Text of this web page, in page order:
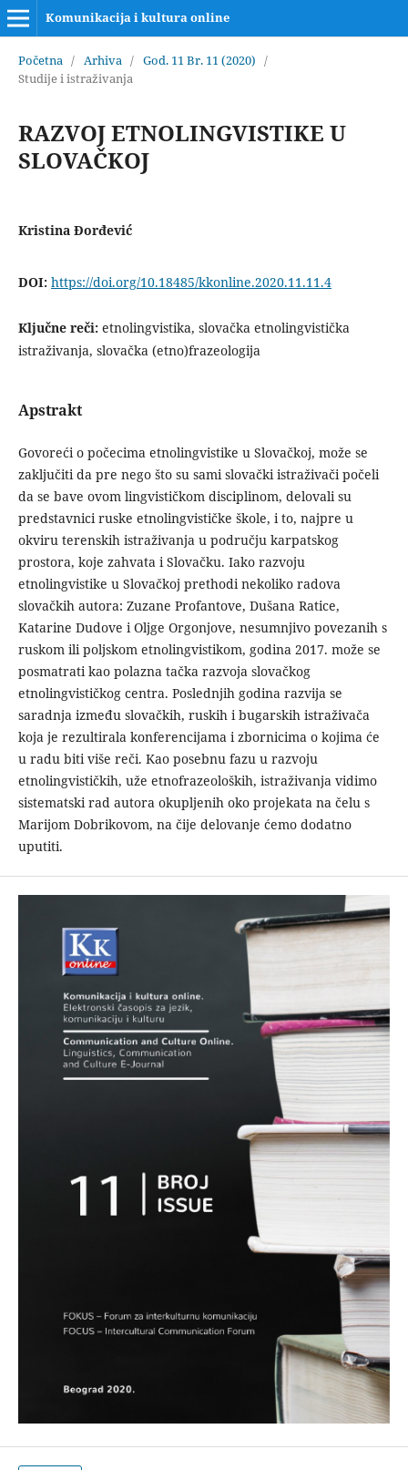
Komunikacija i kultura online
Početna / Arhiva / God. 11 Br. 11 (2020) /
Studije i istraživanja
RAZVOJ ETNOLINGVISTIKE U
SLOVAČKOJ
Kristina Đorđević
DOI: https://doi.org/10.18485/kkonline.2020.11.11.4
Ključne reči: etnolingvistika, slovačka etnolingvistička
istraživanja, slovačka (etno)frazeologija
Apstrakt
Govoreći o počecima etnolingvistike u Slovačkoj, može se
zaključiti da pre nego što su sami slovački istraživači počeli
da se bave ovom lingvističkom disciplinom, delovali su
predstavnici ruske etnolingvističke škole, i to, najpre u
okviru terenskih istraživanja u području karpatskog
prostora, koje zahvata i Slovačku. Iako razvoju
etnolingvistike u Slovačkoj prethodi nekoliko radova
slovačkih autora: Zuzane Profantove, Dušana Ratice,
Katarine Dudove i Oljge Orgonjove, nesumnjivo povezanih s
ruskom ili poljskom etnolingvistikom, godina 2017. može se
posmatrati kao polazna tačka razvoja slovačkog
etnolingvističkog centra. Poslednjih godina razvija se
saradnja između slovačkih, ruskih i bugarskih istraživača
koja je rezultirala konferencijama i zbornicima o kojima će
u radu biti više reči. Kao posebnu fazu u razvoju
etnolingvističkih, uže etnofrazeoloških, istraživanja vidimo
sistematski rad autora okupljenih oko projekata na čelu s
Marijom Dobrikovom, na čije delovanje ćemo dodatno
uputiti.